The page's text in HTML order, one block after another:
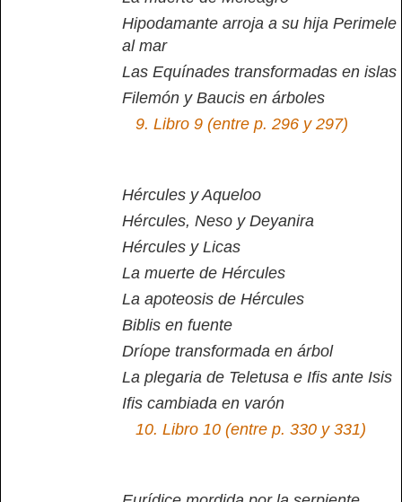
Hipodamante arroja a su hija Perimele
al mar
Las Equínades transformadas en islas
Filemón y Baucis en árboles
9. Libro 9 (entre p. 296 y 297)
Hércules y Aqueloo
Hércules, Neso y Deyanira
Hércules y Licas
La muerte de Hércules
La apoteosis de Hércules
Biblis en fuente
Dríope transformada en árbol
La plegaria de Teletusa e Ifis ante Isis
Ifis cambiada en varón
10. Libro 10 (entre p. 330 y 331)